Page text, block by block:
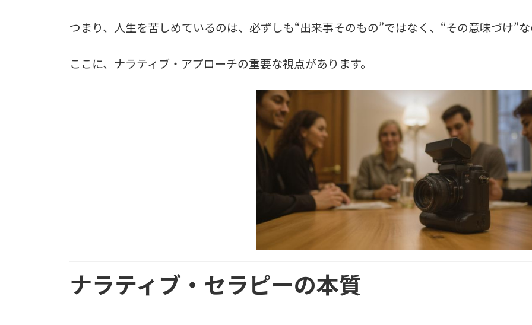
つまり、人生を苦しめているのは、必ずしも“出来事そのもの”ではなく、“その意味づけ”
ここに、ナラティブ・アプローチの重要な視点があります。
ナラティブ・セラピーの本質